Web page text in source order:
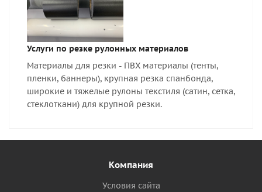
Услуги по резке рулонных материалов
Материалы для резки - ПВХ материалы (тенты,
пленки, баннеры), крупная резка спанбонда,
широкие и тяжелые рулоны текстиля (сатин, сетка,
стеклоткани) для крупной резки.
Компания
Условия сайта